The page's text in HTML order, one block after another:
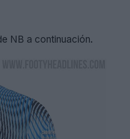
NB a continuación.